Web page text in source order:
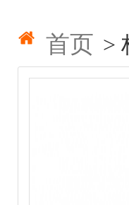
首页 >